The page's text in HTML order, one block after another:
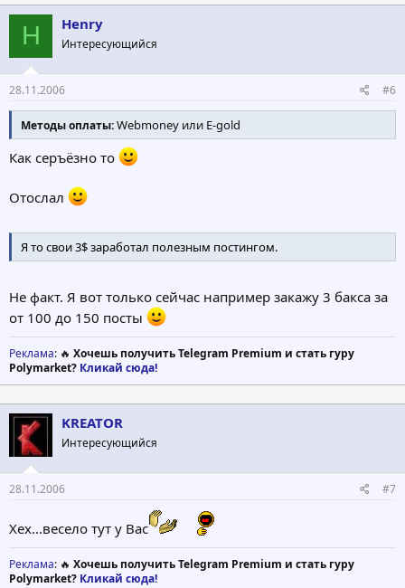
H Henry
Интересующийся
28.11.2006 #6
Методы оплаты:Webmoney или E-gold
Как серъёзно то
Отослал
Я то свои 3$ заработал полезным постингом.
Не факт. Я вот только сейчас например закажу 3 бакса за
от 100 до 150 посты
Реклама: 🔥 Хочешь получить Telegram Premium и стать гуру
Polymarket? Кликай сюда!
KREATOR
Интересующийся
28.11.2006 #7
Хех...весело тут у Вас
Реклама: 🔥 Хочешь получить Telegram Premium и стать гуру
Polymarket? Кликай сюда!